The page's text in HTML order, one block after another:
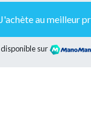
J'achète au meilleur
disponible sur